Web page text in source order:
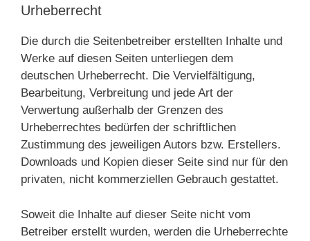
Urheberrecht
Die durch die Seitenbetreiber erstellten Inhalte und
Werke auf diesen Seiten unterliegen dem
deutschen Urheberrecht. Die Vervielfältigung,
Bearbeitung, Verbreitung und jede Art der
Verwertung außerhalb der Grenzen des
Urheberrechtes bedürfen der schriftlichen
Zustimmung des jeweiligen Autors bzw. Erstellers.
Downloads und Kopien dieser Seite sind nur für den
privaten, nicht kommerziellen Gebrauch gestattet.
Soweit die Inhalte auf dieser Seite nicht vom
Betreiber erstellt wurden, werden die Urheberrechte